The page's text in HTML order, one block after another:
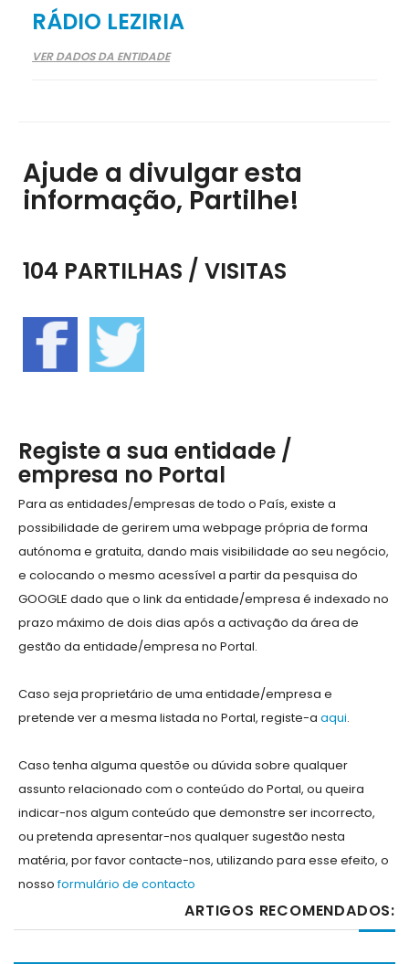
RÁDIO LEZIRIA
VER DADOS DA ENTIDADE
Ajude a divulgar esta
informação, Partilhe!
104 PARTILHAS / VISITAS
Registe a sua entidade /
empresa no Portal
Para as entidades/empresas de todo o País, existe a
possibilidade de gerirem uma webpage própria de forma
autónoma e gratuita, dando mais visibilidade ao seu negócio,
e colocando o mesmo acessível a partir da pesquisa do
GOOGLE dado que o link da entidade/empresa é indexado no
prazo máximo de dois dias após a activação da área de
gestão da entidade/empresa no Portal.
Caso seja proprietário de uma entidade/empresa e
pretende ver a mesma listada no Portal, registe-a aqui.
Caso tenha alguma questõe ou dúvida sobre qualquer
assunto relacionado com o conteúdo do Portal, ou queira
indicar-nos algum conteúdo que demonstre ser incorrecto,
ou pretenda apresentar-nos qualquer sugestão nesta
matéria, por favor contacte-nos, utilizando para esse efeito, o
nossoformulário de contacto
ARTIGOS RECOMENDADOS: